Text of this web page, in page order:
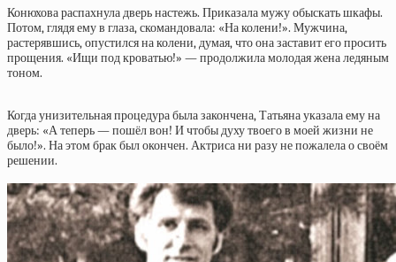
Конюхова распахнула дверь настежь. Приказала мужу обыскать шкафы.
Потом, глядя ему в глаза, скомандовала: «На колени!». Мужчина,
растерявшись, опустился на колени, думая, что она заставит его просить
прощения. «Ищи под кроватью!» — продолжила молодая жена ледяным
тоном.
Когда унизительная процедура была закончена, Татьяна указала ему на
дверь: «А теперь — пошёл вон! И чтобы духу твоего в моей жизни не
было!». На этом брак был окончен. Актриса ни разу не пожалела о своём
решении.